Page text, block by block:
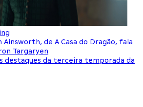
de A Casa do Dragão, fala
Targaryen
destaques da terceira temporada da